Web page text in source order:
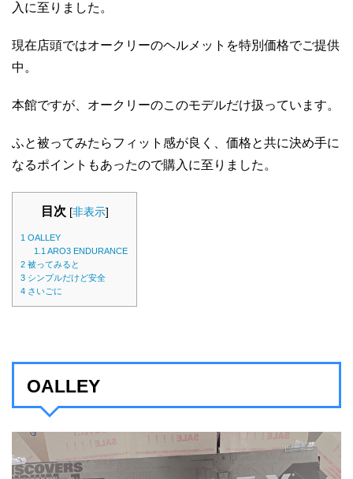
入に至りました。
現在店頭ではオークリーのヘルメットを特別価格でご提供
中。
本館ですが、オークリーのこのモデルだけ扱っています。
ふと被ってみたらフィット感が良く、価格と共に決め手に
なるポイントもあったので購入に至りました。
目次 [非表示]
1 OALLEY
1.1 ARO3 ENDURANCE
2 被ってみると
3 シンプルだけど安全
4 さいごに
OALLEY